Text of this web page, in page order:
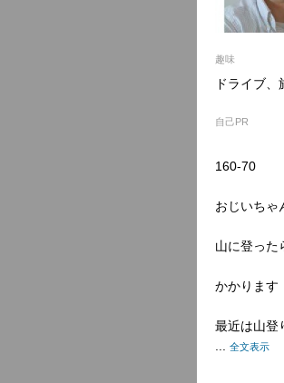
趣味
ドライブ
自己PR
160-70
おじいちゃ
山に登った
かかります
最近は山登
全文表示